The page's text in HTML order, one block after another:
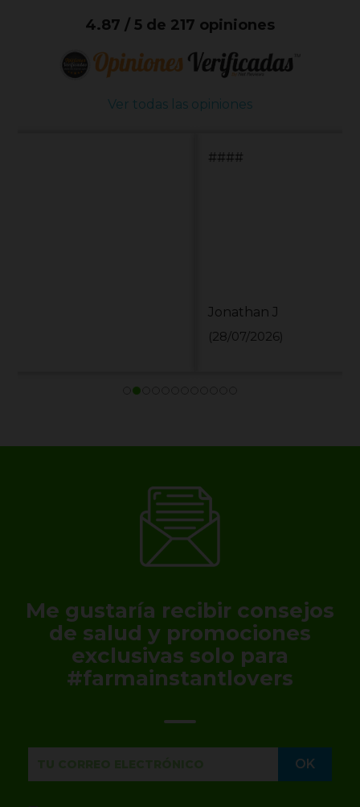
4.87 / 5 de 217 opiniones
Ver todas las opiniones
Me gustaría recibir consejos
de salud y promociones
exclusivas solo para
#farmainstantlovers